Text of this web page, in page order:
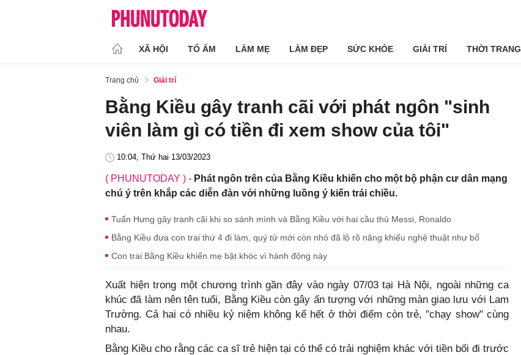
XÃ HỘI TỔ ẤM LÀM MẸ LÀM ĐẸP SỨC KHỎE GIẢI TRÍ THỜI TRANG
Trang chủ Giải trí
Bằng Kiều gây tranh cãi với phát ngôn "sinh
viên làm gì có tiền đi xem show của tôi"
10:04, Thứ hai 13/03/2023
( PHUNUTODAY ) - Phát ngôn trên của Bằng Kiều khiến cho một bộ phận cư dân mạng
chú ý trên khắp các diễn đàn với những luồng ý kiến trái chiều.
Tuấn Hưng gây tranh cãi khi so sánh mình và Bằng Kiều với hai cầu thủ Messi, Ronaldo
Bằng Kiều đưa con trai thứ 4 đi làm, quý tử mới còn nhỏ đã lộ rõ năng khiếu nghệ thuật như bố
Con trai Bằng Kiều khiến mẹ bật khóc vì hành động này
Xuất hiện trong một chương trình gần đây vào ngày 07/03 tại Hà Nội, ngoài những ca
khúc đã làm nên tên tuổi, Bằng Kiều còn gây ấn tượng với những màn giao lưu với Lam
Trường. Cả hai có nhiều kỷ niệm không kể hết ở thời điểm còn trẻ, "chạy show" cùng
nhau.
Bằng Kiều cho rằng các ca sĩ trẻ hiện tại có thể có trải nghiệm khác với tiền bối đi trước